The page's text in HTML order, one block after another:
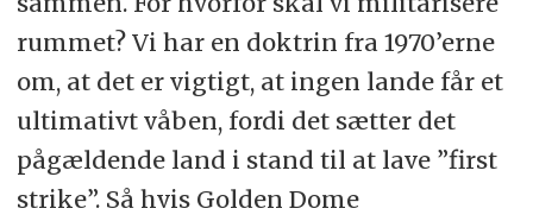
rummet? Vi har en doktrin fra 1970’erne
om, at det er vigtigt, at ingen lande får et
ultimativt våben, fordi det sætter det
pågældende land i stand til at lave ”first
strike”. Så hvis Golden Dome